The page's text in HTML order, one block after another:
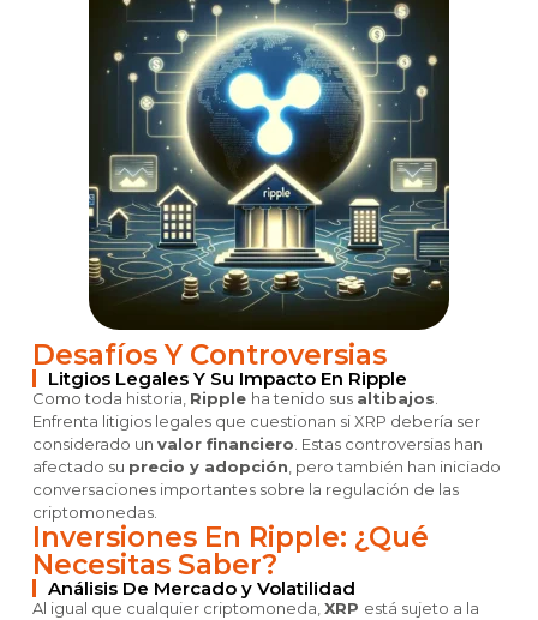
Desafíos Y Controversias
Litgios Legales Y Su Impacto En Ripple
Como toda historia, Ripple ha tenido sus altibajos.
Enfrenta litigios legales que cuestionan si XRP debería ser
considerado unvalor financiero. Estas controversias han
afectado su precio y adopción, pero también han iniciado
conversaciones importantes sobre la regulación de las
criptomonedas.
Inversiones En Ripple: ¿Qué
Necesitas Saber?
Análisis De Mercado y Volatilidad
Al igual que cualquier criptomoneda,XRP está sujeto a la